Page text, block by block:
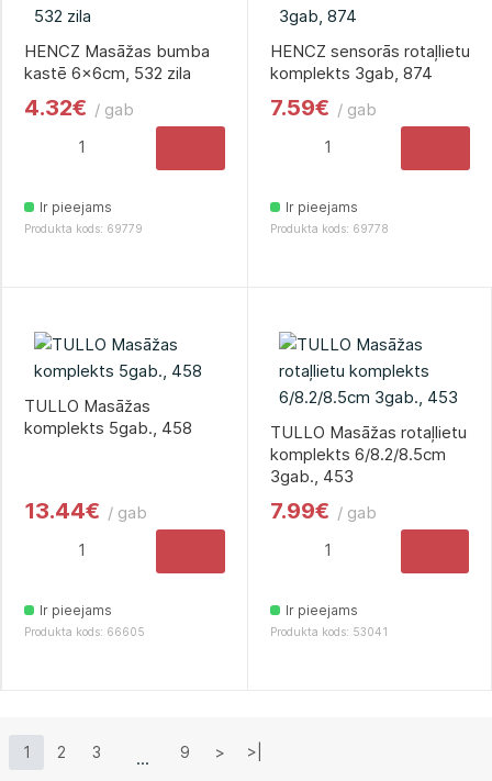
HENCZ Masāžas bumba
kastē 6x6сm, 532 zila
4.32€ / gab
Ir pieejams
Produkta kods: 69779
HENCZ sensorās rotaļlietu
komplekts 3gab, 874
7.59€ / gab
Ir pieejams
Produkta kods: 69778
TULLO Masāžas
komplekts 5gab., 458
13.44€ / gab
Ir pieejams
Produkta kods: 66605
TULLO Masāžas rotaļlietu
komplekts 6/8.2/8.5cm
3gab., 453
7.99€ / gab
Ir pieejams
Produkta kods: 53041
1 2 3 9 > >|